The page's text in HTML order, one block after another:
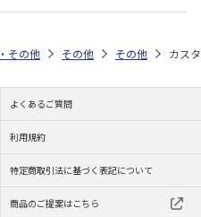
その他 その他 その他 カス
よくあるご質問
利用規約
特定商取引法に基づく表記について
商品のご提案はこちら